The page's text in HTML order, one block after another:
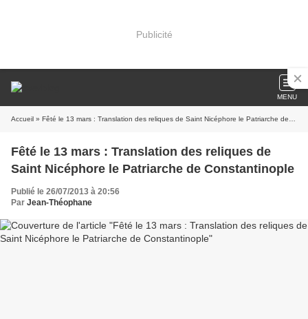
Publicité
MENU
Accueil » Fêté le 13 mars : Translation des reliques de Saint Nicéphore le Patriarche de Constantinople
Fêté le 13 mars : Translation des reliques de
Saint Nicéphore le Patriarche de Constantinople
Publié le 26/07/2013 à 20:56
Par Jean-Théophane